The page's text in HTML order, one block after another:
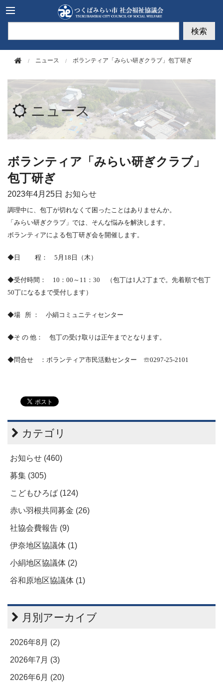
検索
ニュース ボランティア「みらい研ぎクラブ」包丁研ぎ
ニュース
ボランティア「みらい研ぎクラブ」
包丁研ぎ
2023年4月25日 お知らせ
調理中に、包丁が切れなくて困ったことはありませんか。
「みらい研ぎクラブ」では、そんな悩みを解決します。
ボランティアによる包丁研ぎ会を開催します。
◆日 程： 5 月 18 日（木）
◆受付時間： 10 ： 00 ～ 11 ： 30 （包丁は1 人2丁まで。先着順で包丁
50丁になるまで受付します）
◆場 所 ： 小絹コミュニティセンター
◆そ の 他： 包丁の受け取りは正午までとなります。
◆問合せ ：ボランティア市民活動センター ☏0297-25-2101
カテゴリ
お知らせ (460)
募集 (305)
こどもひろば (124)
赤い羽根共同募金 (26)
社協会費報告 (9)
伊奈地区協議体 (1)
小絹地区協議体 (2)
谷和原地区協議体 (1)
月別アーカイブ
2026年8月 (2)
2026年7月 (3)
2026年6月 (20)